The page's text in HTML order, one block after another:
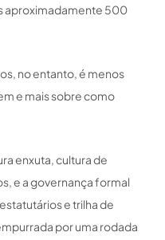
aproximadamente 500
no entanto, é menos
e mais sobre como
enxuta, cultura de
e a governança formal
e trilha de
por uma rodada